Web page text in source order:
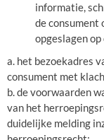
informatie,
de consument
opgeslagen
a. het bezoekadres
consument met
b. de voorwaarden
van het
duidelijke melding